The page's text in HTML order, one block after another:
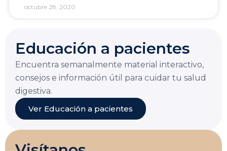
octubre 28, 2020
Educación a pacientes
Encuentra semanalmente material interactivo,
consejos e información útil para cuidar tu salud
digestiva.
Ver Educación a pacientes